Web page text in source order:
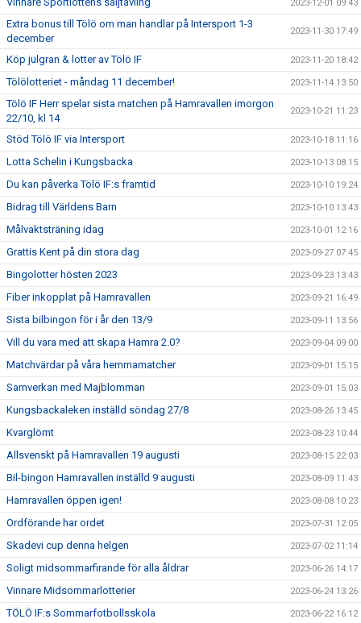
2023-12-01 09:43
Extra bonus till Tölö om man handlar på Intersport 1-3
december
2023-11-30 17:49
Köp julgran & lotter av Tölö IF 2023-11-20 18:42
Tölölotteriet - måndag 11 december! 2023-11-14 13:50
Tölö IF Herr spelar sista matchen på Hamravallen imorgon
22/10, kl 14
2023-10-21 11:23
Stöd Tölö IF via Intersport 2023-10-18 11:16
Lotta Schelin i Kungsbacka 2023-10-13 08:15
Du kan påverka Tölö IF:s framtid 2023-10-10 19:24
Bidrag till Världens Barn 2023-10-10 13:43
Målvaktsträning idag 2023-10-01 12:16
Grattis Kent på din stora dag 2023-09-27 07:45
Bingolotter hösten 2023 2023-09-23 13:43
Fiber inkopplat på Hamravallen 2023-09-21 16:49
Sista bilbingon för i år den 13/9 2023-09-11 13:56
Vill du vara med att skapa Hamra 2.0? 2023-09-04 09:00
Matchvärdar på våra hemmamatcher 2023-09-01 15:15
Samverkan med Majblomman 2023-09-01 15:03
Kungsbackaleken inställd söndag 27/8 2023-08-26 13:45
Kvarglömt 2023-08-23 10:44
Allsvenskt på Hamravallen 19 augusti 2023-08-15 22:03
Bil-bingon Hamravallen inställd 9 augusti 2023-08-09 11:43
Hamravallen öppen igen! 2023-08-08 10:23
Ordförande har ordet 2023-07-31 12:05
Skadevi cup denna helgen 2023-07-02 11:14
Soligt midsommarfirande för alla åldrar 2023-06-26 14:17
Vinnare Midsommarlotterier 2023-06-24 13:26
TÖLÖ IF:s Sommarfotbollsskola 2023-06-22 16:12